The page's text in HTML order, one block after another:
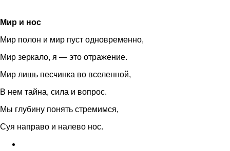
Мир и нос
Мир полон и мир пуст одновременно,
Мир зеркало, я — это отражение.
Мир лишь песчинка во вселенной,
В нем тайна, сила и вопрос.
Мы глубину понять стремимся,
Суя направо и налево нос.